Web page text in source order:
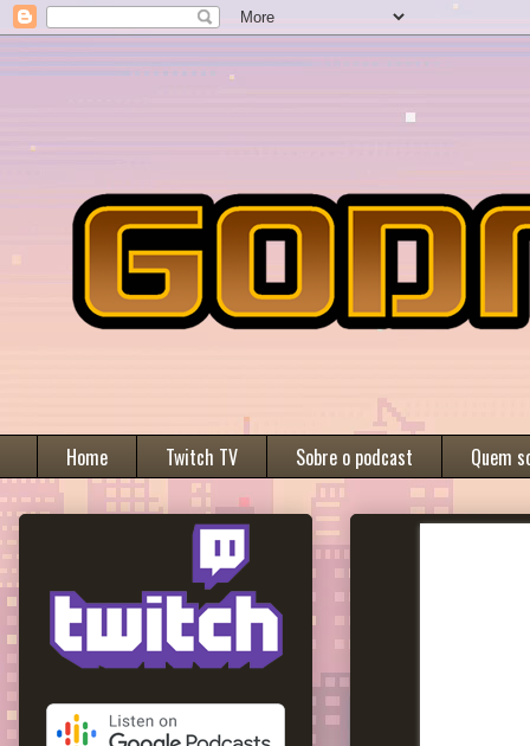
Home Twitch TV Sobre o podcast Quem